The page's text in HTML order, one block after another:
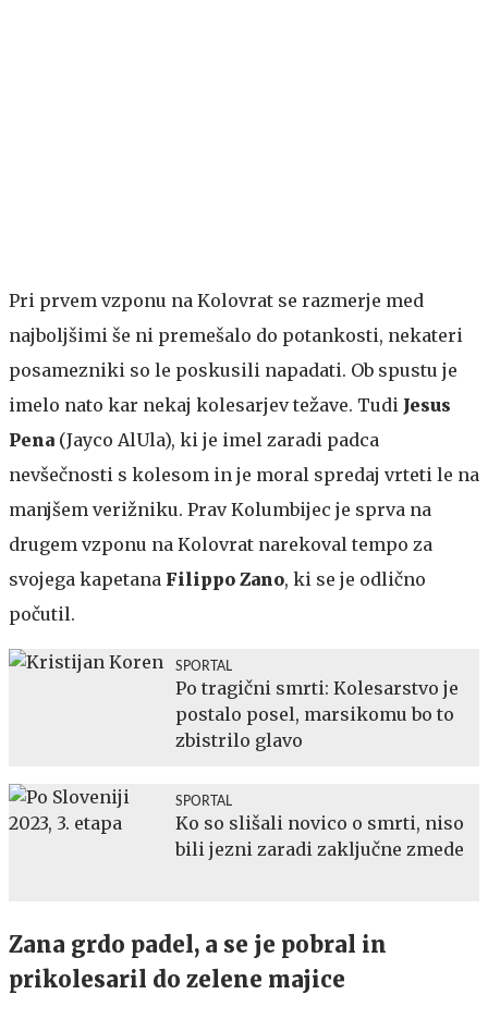
Pri prvem vzponu na Kolovrat se razmerje med
najboljšimi še ni premešalo do potankosti, nekateri
posamezniki so le poskusili napadati. Ob spustu je
imelo nato kar nekaj kolesarjev težave. Tudi Jesus
Pena (Jayco AlUla), ki je imel zaradi padca
nevšečnosti s kolesom in je moral spredaj vrteti le na
manjšem verižniku. Prav Kolumbijec je sprva na
drugem vzponu na Kolovrat narekoval tempo za
svojega kapetana Filippo Zano, ki se je odlično
počutil.
SPORTAL
Po tragični smrti: Kolesarstvo je
postalo posel, marsikomu bo to
zbistrilo glavo
SPORTAL
Ko so slišali novico o smrti, niso
bili jezni zaradi zaključne zmede
Zana grdo padel, a se je pobral in
prikolesaril do zelene majice